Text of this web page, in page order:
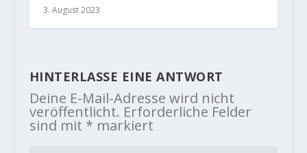
3. August 2023
HINTERLASSE EINE ANTWORT
Deine E-Mail-Adresse wird nicht
veröffentlicht. Erforderliche Felder
sind mit * markiert